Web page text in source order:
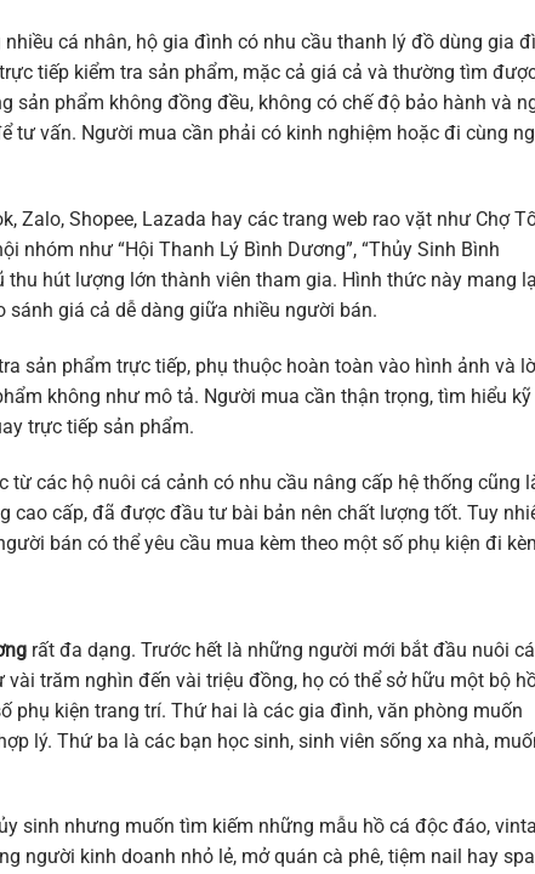
nhiều cá nhân, hộ gia đình có nhu cầu thanh lý đồ dùng gia
tiếp kiểm tra sản phẩm, mặc cả giá cả và thường tìm
sản phẩm không đồng đều, không có chế độ bảo hành và
tư vấn. Người mua cần phải có kinh nghiệm hoặc đi cùng
Zalo, Shopee, Lazada hay các trang web rao vặt như Chợ
nhóm như “Hội Thanh Lý Bình Dương”, “Thủy Sinh Bình
thu hút lượng lớn thành viên tham gia. Hình thức này mang
giá cả dễ dàng giữa nhiều người bán.
sản phẩm trực tiếp, phụ thuộc hoàn toàn vào hình ảnh và
không như mô tả. Người mua cần thận trọng, tìm hiểu
trực tiếp sản phẩm.
từ các hộ nuôi cá cảnh có nhu cầu nâng cấp hệ thống cũng
cấp, đã được đầu tư bài bản nên chất lượng tốt. Tuy
bán có thể yêu cầu mua kèm theo một số phụ kiện đi
rất đa dạng. Trước hết là những người mới bắt đầu nuôi cá
trăm nghìn đến vài triệu đồng, họ có thể sở hữu một bộ
phụ kiện trang trí. Thứ hai là các gia đình, văn phòng muốn
lý. Thứ ba là các bạn học sinh, sinh viên sống xa nhà,
sinh nhưng muốn tìm kiếm những mẫu hồ cá độc đáo,
người kinh doanh nhỏ lẻ, mở quán cà phê, tiệm nail hay